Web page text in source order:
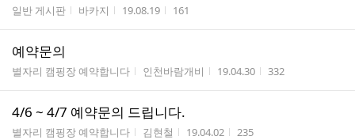
게시판명
일반 게시판 작성자
바카지 작성시간
19.08.19 조회수
161
예약문의
게시판명
별자리 캠핑장 예약합니다 작성자
인천바람개비 작성시간
19.04.30 조회수
332
4/6 ~ 4/7 예약문의 드립니다.
게시판명
별자리 캠핑장 예약합니다 작성자
김현철 작성시간
19.04.02 조회수
235